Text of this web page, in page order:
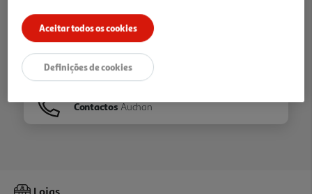
Ir para Homepage
Folhetos
Contactos Auchan
Aceitar todos os cookies
Definições de cookies